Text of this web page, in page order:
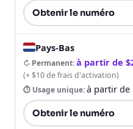
Obtenir le numéro
Pays-Bas
↻ Permanent:à partir de
(+ $10 de frais d'activation)
⏱ Usage unique:à partir de
Obtenir le numéro